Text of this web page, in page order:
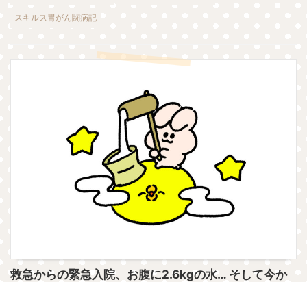
スキルス胃がん闘病記
救急からの緊急入院、お腹に2.6kgの水… そして今か